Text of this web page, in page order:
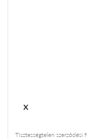
x
Tisztességtelen